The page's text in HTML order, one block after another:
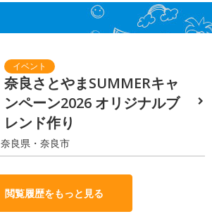
奈良さとやまSUMMERキャ
ンペーン2026 オリジナルブ
レンド作り
奈良県・奈良市
閲覧履歴をもっと見る